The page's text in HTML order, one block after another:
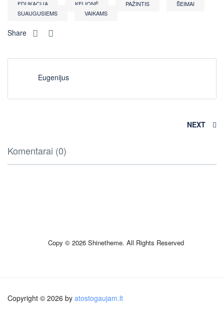
EDUKACIJA KELIONĖ PAŽINTIS
ŠEIMAI
SUAUGUSIEMS
VAIKAMS
Share
Eugenijus
NEXT
Komentarai (0)
Copy © 2026 Shinetheme. All Rights Reserved
Copyright © 2026 by atostogaujam.lt